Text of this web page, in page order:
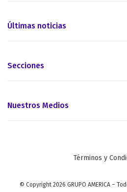
Últimas noticias
Secciones
Nuestros Medios
Términos y
© Copyright 2026 GRUPO AMERICA –